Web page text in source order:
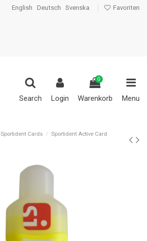
English Deutsch Svenska Favoriten
Search Login
0
Warenkorb Menu
Sportident Cards
Sportident Active Card